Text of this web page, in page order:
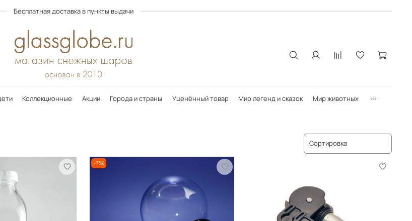
Бесплатная доставка в пункты выдачи
Коллекционные Акции Города и страны Уценённый товар Мир легенд и сказок Мир животных
-7%